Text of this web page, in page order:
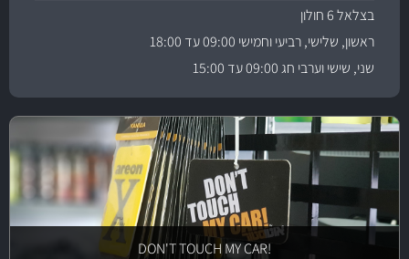
בצלאל 6 חולון
ראשון, שלישי, רביעי וחמישי 09:00 עד 18:00
שני, שישי וערבי חג 09:00 עד 15:00
!DON'T TOUCH MY CAR